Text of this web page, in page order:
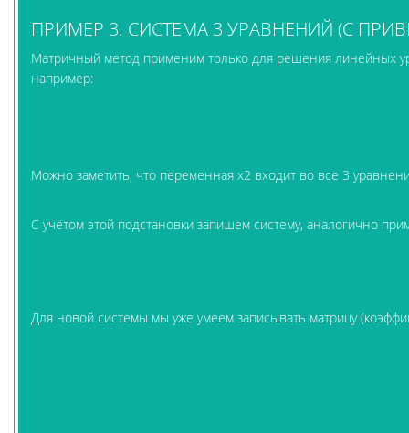
ПРИМЕР 3. СИСТЕМА 3 УРАВНЕНИЙ (С
Матричный метод применим только для решения линейных
например:
Можно заметить, что переменная x2 входит во все 3
С учётом этой подстановки запишем систему, аналогично
Для новой системы мы уже умеем записывать матрицу